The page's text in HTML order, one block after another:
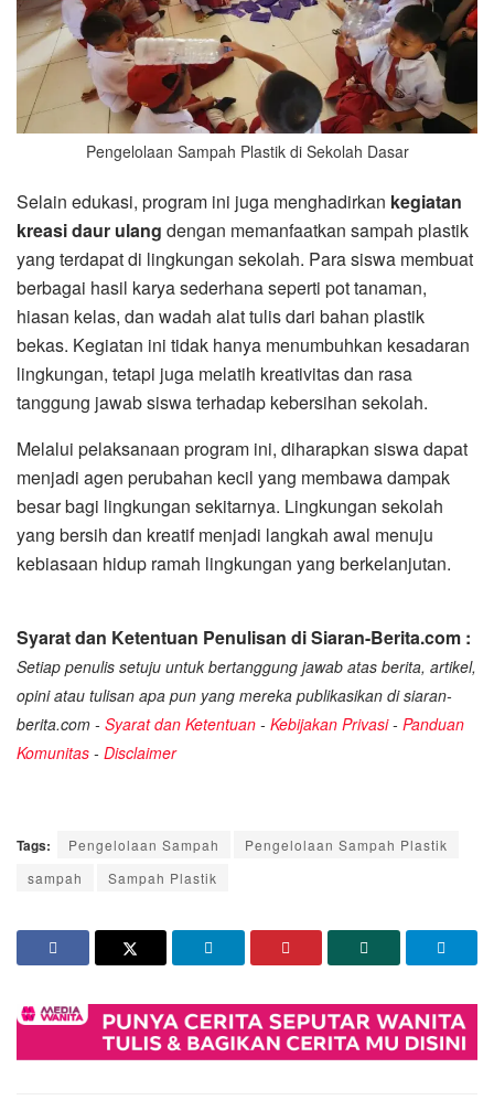
Pengelolaan Sampah Plastik di Sekolah Dasar
Selain edukasi, program ini juga menghadirkan kegiatan
kreasi daur ulang dengan memanfaatkan sampah plastik
yang terdapat di lingkungan sekolah. Para siswa membuat
berbagai hasil karya sederhana seperti pot tanaman,
hiasan kelas, dan wadah alat tulis dari bahan plastik
bekas. Kegiatan ini tidak hanya menumbuhkan kesadaran
lingkungan, tetapi juga melatih kreativitas dan rasa
tanggung jawab siswa terhadap kebersihan sekolah.
Melalui pelaksanaan program ini, diharapkan siswa dapat
menjadi agen perubahan kecil yang membawa dampak
besar bagi lingkungan sekitarnya. Lingkungan sekolah
yang bersih dan kreatif menjadi langkah awal menuju
kebiasaan hidup ramah lingkungan yang berkelanjutan.
Syarat dan Ketentuan Penulisan di Siaran-Berita.com :
Setiap penulis setuju untuk bertanggung jawab atas berita, artikel,
opini atau tulisan apa pun yang mereka publikasikan di siaran-
berita.com - Syarat dan Ketentuan - Kebijakan Privasi- Panduan
Komunitas - Disclaimer
Tags: Pengelolaan Sampah
Pengelolaan Sampah Plastik
sampah
Sampah Plastik